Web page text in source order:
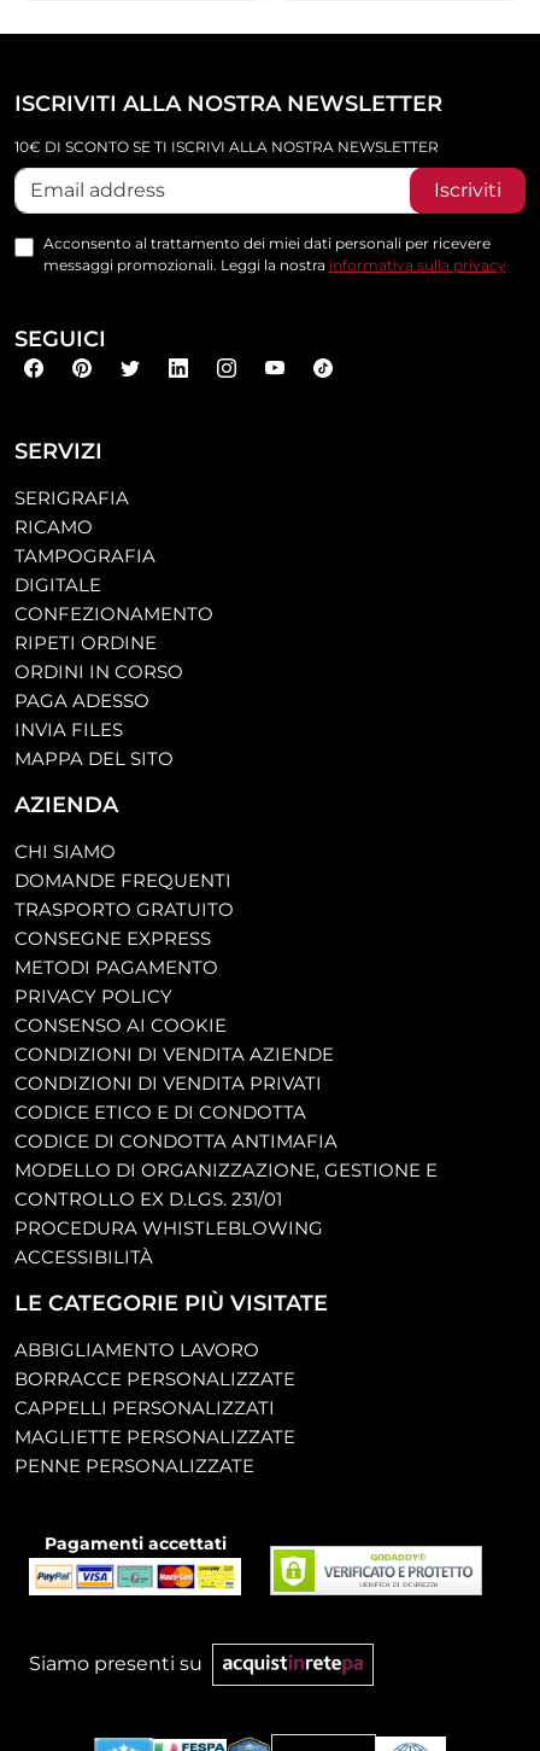
SERVIZI
SERIGRAFIA
RICAMO
TAMPOGRAFIA
DIGITALE
CONFEZIONAMENTO
RIPETI ORDINE
ORDINI IN CORSO
PAGA ADESSO
INVIA FILES
MAPPA DEL SITO
AZIENDA
CHI SIAMO
DOMANDE FREQUENTI
TRASPORTO GRATUITO
CONSEGNE EXPRESS
METODI PAGAMENTO
PRIVACY POLICY
CONSENSO AI COOKIE
CONDIZIONI DI VENDITA AZIENDE
CONDIZIONI DI VENDITA PRIVATI
CODICE ETICO E DI CONDOTTA
CODICE DI CONDOTTA ANTIMAFIA
MODELLO DI ORGANIZZAZIONE, GESTIONE E
CONTROLLO EX D.LGS. 231/01
PROCEDURA WHISTLEBLOWING
ACCESSIBILITÀ
LE CATEGORIE PIÙ VISITATE
ABBIGLIAMENTO LAVORO
BORRACCE PERSONALIZZATE
CAPPELLI PERSONALIZZATI
MAGLIETTE PERSONALIZZATE
PENNE PERSONALIZZATE
ISCRIVITI ALLA NOSTRA NEWSLETTER
10€ DI SCONTO SE TI ISCRIVI ALLA NOSTRA NEWSLETTER
Iscriviti
Acconsento al trattamento dei miei dati personali per ricevere
messaggi promozionali. Leggi la nostra informativa sulla privacy
SEGUICI
Pagamenti accettati
Siamo presenti su